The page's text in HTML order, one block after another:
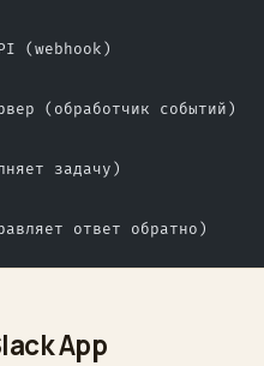
(webhook)
(обработчик событий)
задачу)
ответ обратно)
App